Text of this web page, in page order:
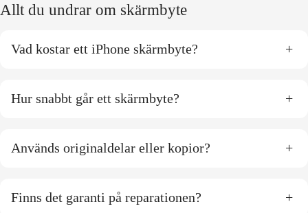
Allt du undrar om skärmbyte
Vad kostar ett iPhone skärmbyte? +
Hur snabbt går ett skärmbyte? +
Används originaldelar eller kopior? +
Finns det garanti på reparationen? +